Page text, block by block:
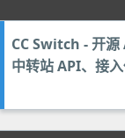
CC Switch - 开
中转站 API、接